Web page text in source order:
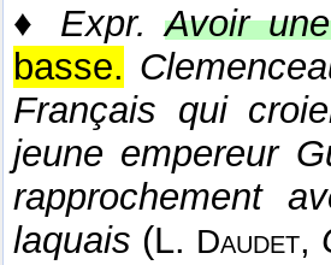
♦ Expr. Avoir
basse.
Français qui
jeune empereur
rapprochement
laquais (L. Daudet,